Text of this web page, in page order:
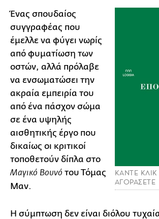
ΚΑΝΤΕ
ΑΓΟΡΑΣΕΤΕ
Ένας σπουδαίος
συγγραφέας που
έμελλε να φύγει νωρίς
από φυματίωση των
οστών, αλλά πρόλαβε
να ενσωματώσει την
ακραία εμπειρία του
από ένα πάσχον σώμα
σε ένα υψηλής
αισθητικής έργο που
δικαίως οι κριτικοί
τοποθετούν δίπλα στο
Μαγικό Βουνό του Τόμας
Μαν.
Η σύμπτωση δεν είναι διόλου